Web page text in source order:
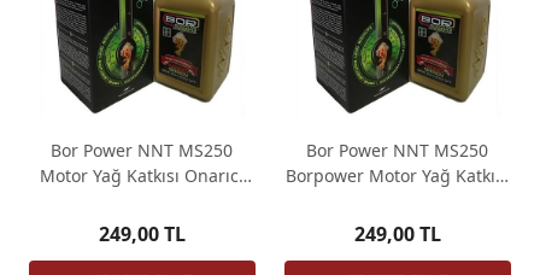
Bor Power NNT MS250
Motor Yağ Katkısı Onarıcı
249,00 TL
Bor Power NNT MS250
Borpower Motor Yağ Katkısı
249,00 TL